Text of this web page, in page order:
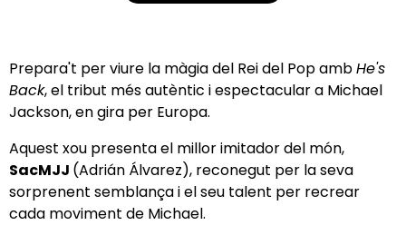
Prepara't per viure la màgia del Rei del Pop ambHe's
Back, el tribut més autèntic i espectacular a Michael
Jackson, en gira per Europa.
Aquest xou presenta el millor imitador del món,
SacMJJ (Adrián Álvarez), reconegut per la seva
sorprenent semblança i el seu talent per recrear
cada moviment de Michael.